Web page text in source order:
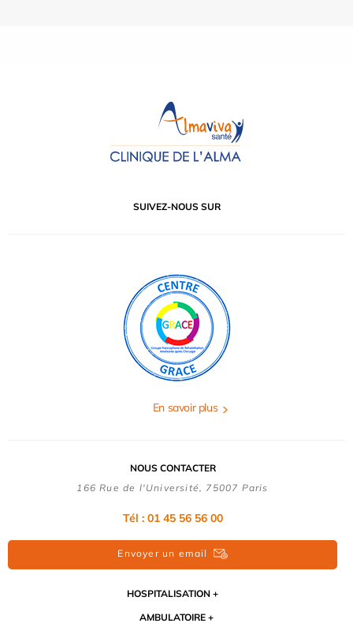
SUIVEZ-NOUS SUR
En savoir plus
NOUS CONTACTER
166 Rue de l'Université, 75007 Paris
Tél : 01 45 56 56 00
Envoyer un email
HOSPITALISATION
AMBULATOIRE